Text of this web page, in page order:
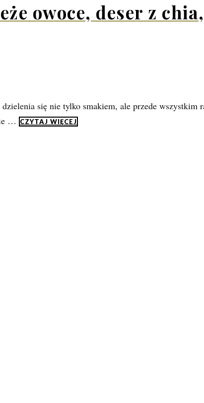
owoce, deser z
się nie tylko smakiem, ale przede
…
CZYTAJ WIĘCEJ